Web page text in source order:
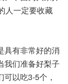
人一定要收藏
具有非常好的消
我们准备好梨子
以吃3-5个，